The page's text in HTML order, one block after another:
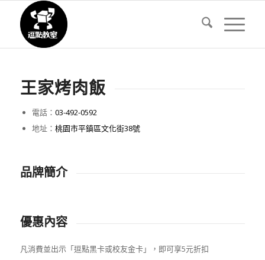
王家烤肉飯
電話： 03-492-0592
地址： 桃園市平鎮區文化街38號
品牌簡介
優惠內容
凡消費並出示「逗點黑卡或校友金卡」，即可享5元折扣